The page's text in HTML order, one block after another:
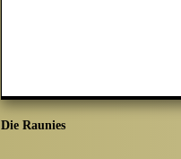
Die Raunies